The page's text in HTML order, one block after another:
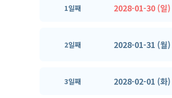
1일째 2028-01-30 (일)
2일째 2028-01-31 (월)
3일째 2028-02-01 (화)